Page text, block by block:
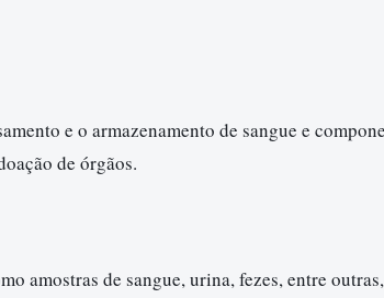
e o armazenamento de sangue e
de órgãos.
amostras de sangue, urina, fezes, entre